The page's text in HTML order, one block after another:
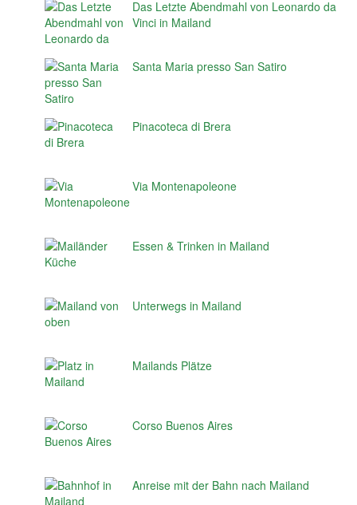
Das Letzte Abendmahl von Leonardo da
Vinci in Mailand
Santa Maria presso San Satiro
Pinacoteca di Brera
Via Montenapoleone
Essen & Trinken in Mailand
Unterwegs in Mailand
Mailands Plätze
Corso Buenos Aires
Anreise mit der Bahn nach Mailand